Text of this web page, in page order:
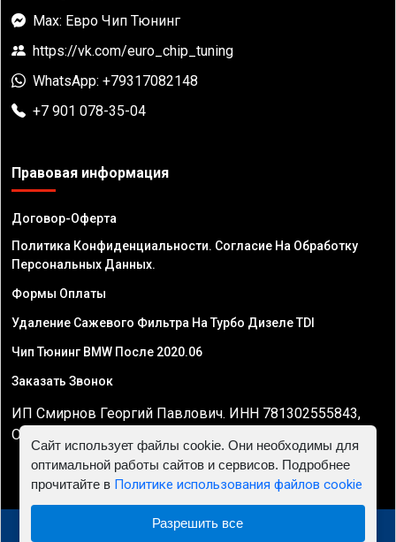
Max: Евро Чип Тюнинг
https://vk.com/euro_chip_tuning
WhatsApp: +79317082148
+7 901 078-35-04
Правовая информация
Договор-Оферта
Политика Конфиденциальности. Согласие На Обработку
Персональных Данных.
Формы Оплаты
Удаление Сажевого Фильтра На Турбо Дизеле TDI
Чип Тюнинг BMW После 2020.06
Заказать Звонок
ИП Смирнов Георгий Павлович. ИНН 781302555843,
ОГРНИП 324470400032610
© 2010 - 2026 Чип тюнинг двигателя автомобиля -
Сайт использует файлы cookie. Они необходимы для
оптимальной работы сайтов и сервисов. Подробнее
прочитайте в Политике использования файлов cookie
Разрешить все